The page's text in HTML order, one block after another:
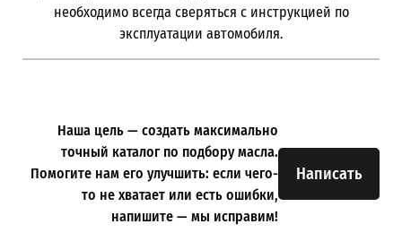
необходимо всегда сверяться с инструкцией по
эксплуатации автомобиля.
Написать
Наша цель — создать максимально
точный каталог по подбору масла.
Помогите нам его улучшить: если чего-
то не хватает или есть ошибки,
напишите — мы исправим!